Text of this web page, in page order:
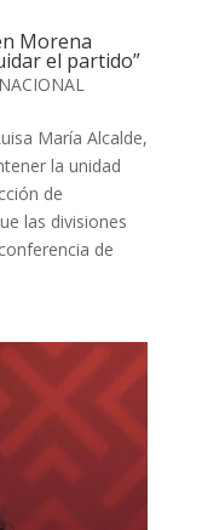
Morena
el partido”
NACIONAL
María Alcalde,
la unidad
de
las divisiones
de